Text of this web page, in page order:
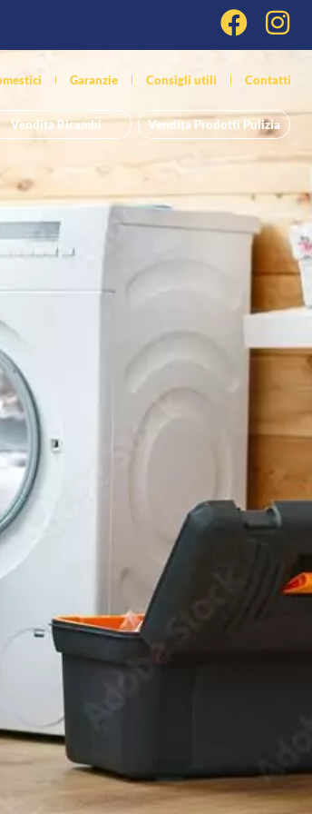
Garanzie Consigli utili Contatti
Vendita Ricambi Vendita Prodotti Pulizia